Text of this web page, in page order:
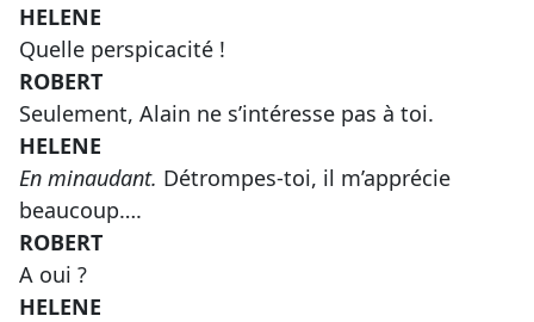
HELENE
Quelle perspicacité !
ROBERT
Seulement, Alain ne s’intéresse pas à toi.
HELENE
En minaudant. Détrompes-toi, il m’apprécie
beaucoup….
ROBERT
A oui ?
HELENE